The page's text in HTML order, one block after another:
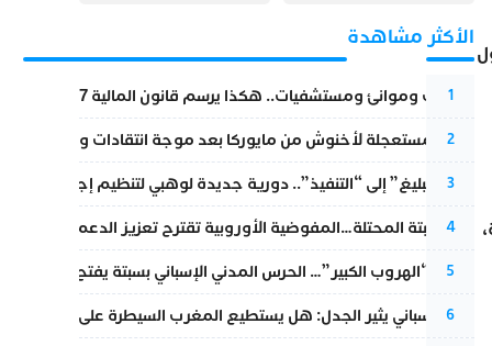
الأكثر مشاهدة
1
قطارات وموانئ ومستشفيات.. هكذا يرسم قانون المالية 2027 خارطة المغرب المقبل
2
عودة مستعجلة لأخنوش من مايوركا بعد موجة انتقادات واسعة
3
من “التبليغ” إلى “التنفيذ”.. دورية جديدة لوهبي لتنظيم إجراءات
4
أزمة سبتة المحتلة…المفوضية الأوروبية تقترح تعزيز الدعم المالي
5
عملية “الهروب الكبير”… الحرس المدني الإسباني بسبتة يفتح قناة
6
تقرير إسباني يثير الجدل: هل يستطيع المغرب السيطرة على سبتة